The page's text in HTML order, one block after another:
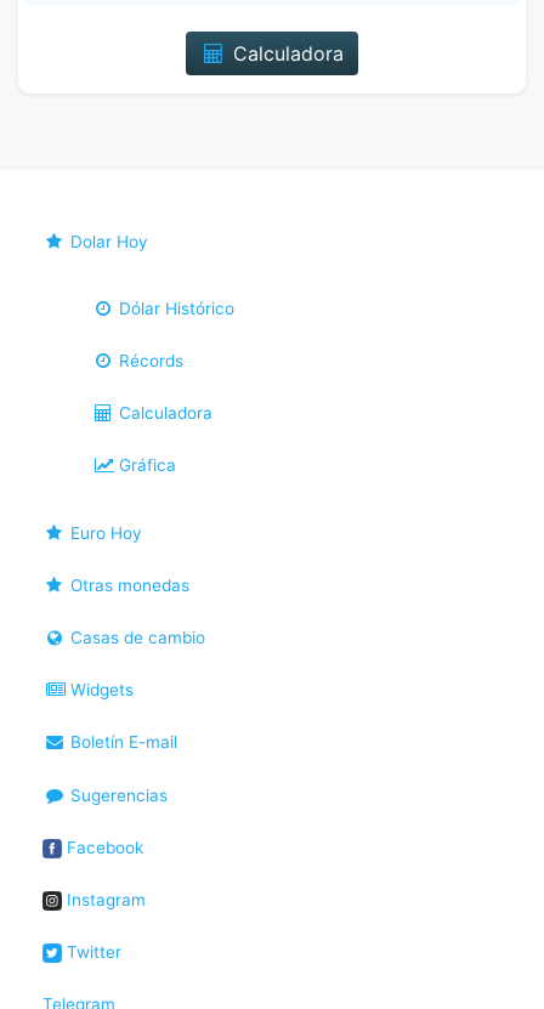
Calculadora
Dolar Hoy
Dólar Histórico
Récords
Calculadora
Gráfica
Euro Hoy
Otras monedas
Casas de cambio
Widgets
Boletín E-mail
Sugerencias
Facebook
Instagram
Twitter
Telegram